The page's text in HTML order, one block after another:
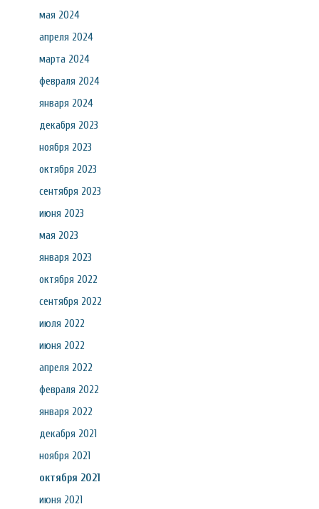
мая 2024
апреля 2024
марта 2024
февраля 2024
января 2024
декабря 2023
ноября 2023
октября 2023
сентября 2023
июня 2023
мая 2023
января 2023
октября 2022
сентября 2022
июля 2022
июня 2022
апреля 2022
февраля 2022
января 2022
декабря 2021
ноября 2021
октября 2021
июня 2021